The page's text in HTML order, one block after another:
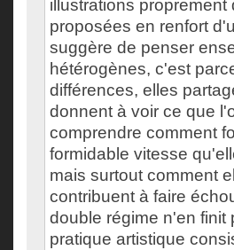
illustrations
proposées en renfort
suggère de penser
hétérogènes, c'est
différences, elles
donnent à voir ce que
comprendre comment
formidable vitesse
mais surtout comment
contribuent à faire
double régime n'en finit
pratique artistique